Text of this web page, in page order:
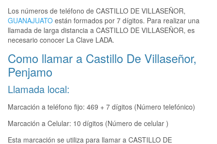
Los números de teléfono de CASTILLO DE VILLASEÑOR,
GUANAJUATO están formados por 7 dígitos. Para realizar una
llamada de larga distancia a CASTILLO DE VILLASEÑOR, es
necesario conocer La Clave LADA.
Como llamar a Castillo De Villaseñor,
Penjamo
Llamada local:
Marcación a teléfono fijo: 469 + 7 dígitos (Número telefónico)
Marcación a Celular: 10 dígitos (Número de celular )
Esta marcación se utiliza para llamar a CASTILLO DE